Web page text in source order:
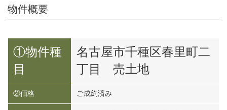
物件概要
①物件種
目
名古屋市千種区春里町二
丁目 売土地
②価格 ご成約済み